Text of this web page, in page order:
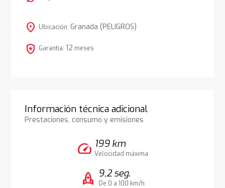
location_on Ubicación: Granada (PELIGROS)
local_police Garantía: 12 meses
Información técnica adicional
Prestaciones, consumo y emisiones
speed 199 km
Velocidad máxima
rocket 9,2 seg.
De 0 a 100 km/h